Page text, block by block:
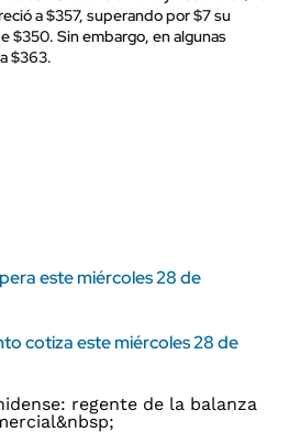
a $357, superando por $7 su
$350. Sin embargo, en algunas
$363.
este miércoles 28 de
cotiza este miércoles 28 de